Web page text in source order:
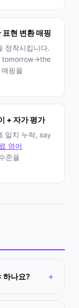
표현 변환 매핑
정착시킵니다.
핑을
+ 자가 평가
일치 누락, say
영어
준을
하나요?